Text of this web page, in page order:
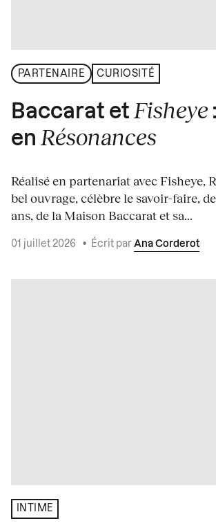
PARTENAIRE CURIOSITÉ
Baccarat etFisheye
enRésonances
Réalisé en partenariat avec Fisheye,
bel ouvrage, célèbre le savoir-faire,
ans, de la Maison Baccarat et sa...
01 juillet 2026 • Écrit par Ana Corderot
INTIME